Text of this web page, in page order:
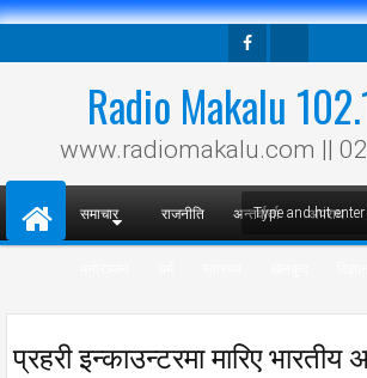
Radio Makalu
www.radiomakalu.com ||
समाचार राजनीति अन्तर्वार्ता अपराध
प्रहरी इन्काउन्टरमा मारिए भारतीय